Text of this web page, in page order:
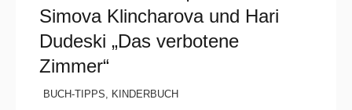
Simova Klincharova und Hari
Dudeski „Das verbotene
Zimmer“
BUCH-TIPPS, KINDERBUCH